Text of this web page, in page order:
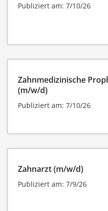
Publiziert am: 7/10/26
Zahnmedizinische
(m/w/d)
Publiziert am: 7/10/26
Zahnarzt (m/w/d)
Publiziert am: 7/9/26